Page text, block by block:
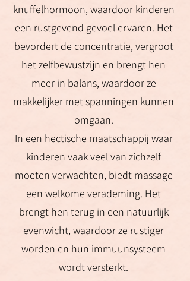
knuffelhormoon, waardoor kinderen
een rustgevend gevoel ervaren. Het
bevordert de concentratie, vergroot
het zelfbewustzijn en brengt hen
meer in balans, waardoor ze
makkelijker met spanningen kunnen
omgaan.
In een hectische maatschappij waar
kinderen vaak veel van zichzelf
moeten verwachten, biedt massage
een welkome verademing. Het
brengt hen terug in een natuurlijk
evenwicht, waardoor ze rustiger
worden en hun immuunsysteem
wordt versterkt.